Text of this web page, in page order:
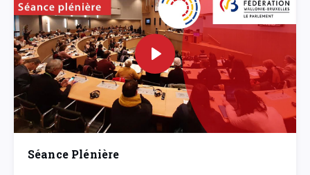
Séance Plénière